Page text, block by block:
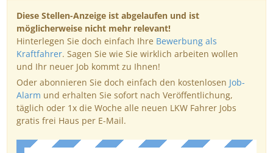
Diese Stellen-Anzeige ist abgelaufen und ist
möglicherweise nicht mehr relevant!
Hinterlegen Sie doch einfach Ihre Bewerbung als
Kraftfahrer. Sagen Sie wie Sie wirklich arbeiten wollen
und Ihr neuer Job kommt zu Ihnen!
Oder abonnieren Sie doch einfach den kostenlosen Job-
Alarm und erhalten Sie sofort nach Veröffentlichung,
täglich oder 1x die Woche alle neuen LKW Fahrer Jobs
gratis frei Haus per E-Mail.